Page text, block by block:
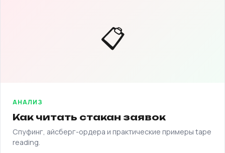
📋
АНАЛИЗ
Как читать стакан заявок
Спуфинг, айсберг-ордера и практические примеры tape
reading.